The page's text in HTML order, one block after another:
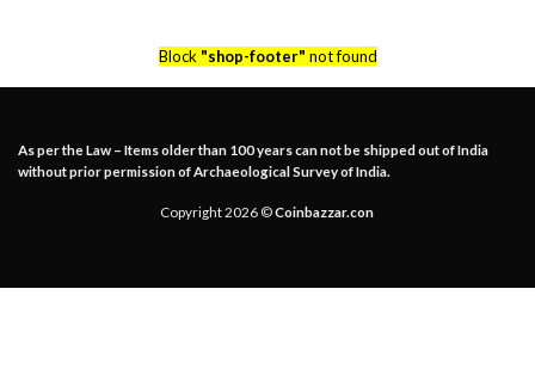
Block "shop-footer" not found
As per the Law – Items older than 100 years can not be shipped out of India
without prior permission of Archaeological Survey of India.
Copyright 2026 ©Coinbazzar.con